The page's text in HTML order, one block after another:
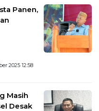
Panen,
2025 12:58
Masih
Desak